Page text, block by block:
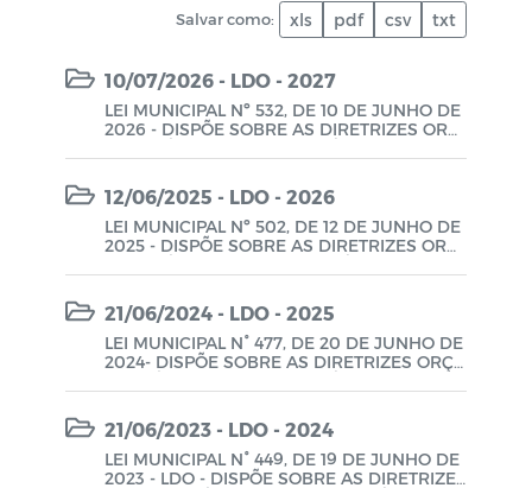
Salvar como: xls pdf csv txt
10/07/2026 - LDO - 2027
LEI MUNICIPAL Nº 532, DE 10 DE JUNHO DE
2026 - DISPÕE SOBRE AS DIRETRIZES ORÇ
12/06/2025 - LDO - 2026
LEI MUNICIPAL Nº 502, DE 12 DE JUNHO DE
2025 - DISPÕE SOBRE AS DIRETRIZES ORÇ
21/06/2024 - LDO - 2025
LEI MUNICIPAL N° 477, DE 20 DE JUNHO DE
2024- DISPÕE SOBRE AS DIRETRIZES ORÇA
21/06/2023 - LDO - 2024
LEI MUNICIPAL N° 449, DE 19 DE JUNHO DE
2023 - LDO - DISPÕE SOBRE AS DIRETRIZES